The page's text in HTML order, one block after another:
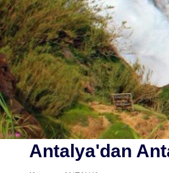
Antalya'dan